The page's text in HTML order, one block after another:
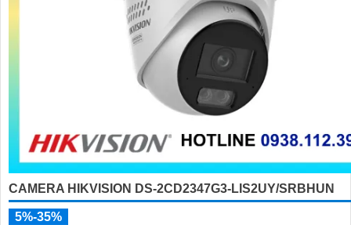
CAMERA HIKVISION DS-2CD2347G3-LIS2UY/SRBHUN
5%-35%